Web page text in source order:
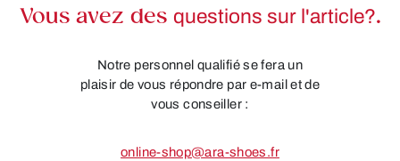
Vous avez des questions sur l'article?.
Notre personnel qualifié se fera un
plaisir de vous répondre par e-mail et de
vous conseiller :
online-shop@ara-shoes.fr